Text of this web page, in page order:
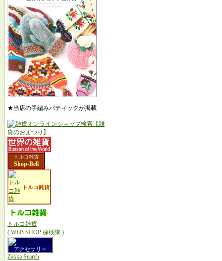
★当店の手編みパティックが掲載
トルコ雑貨
Shop-Bell
トルコ雑貨
トルコ雑貨
( WEB SHOP 探検隊 )
アクセサリー
Zakka Search